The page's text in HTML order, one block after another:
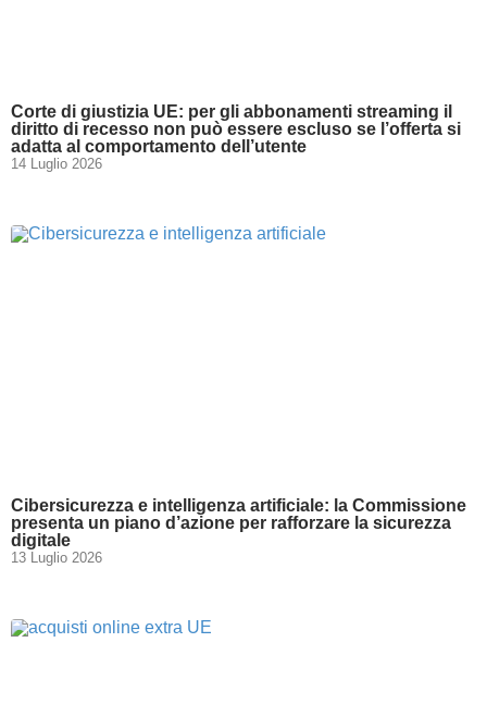
Corte di giustizia UE: per gli abbonamenti streaming il
diritto di recesso non può essere escluso se l’offerta si
adatta al comportamento dell’utente
14 Luglio 2026
Cibersicurezza e intelligenza artificiale: la Commissione
presenta un piano d’azione per rafforzare la sicurezza
digitale
13 Luglio 2026